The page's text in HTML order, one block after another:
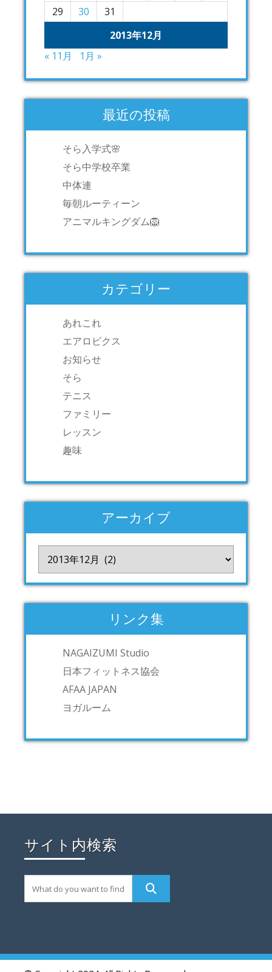
2013年12月
29
30 31
« 11月 1月 »
最近の投稿
そら入学式🌸
そら中学校卒業
中体連
毎朝ルーティーン
アニマルキングダム🦁
カテゴリー
あれこれ
エアロビクス
お知らせ
そら
テニス
ファミリー
レッスン
趣味
アーカイブ
カ
リンク集
NAGAIZUMI Studio
日本フィットネス協会
AFAA JAPAN
ヨガルーム
サイト内検索